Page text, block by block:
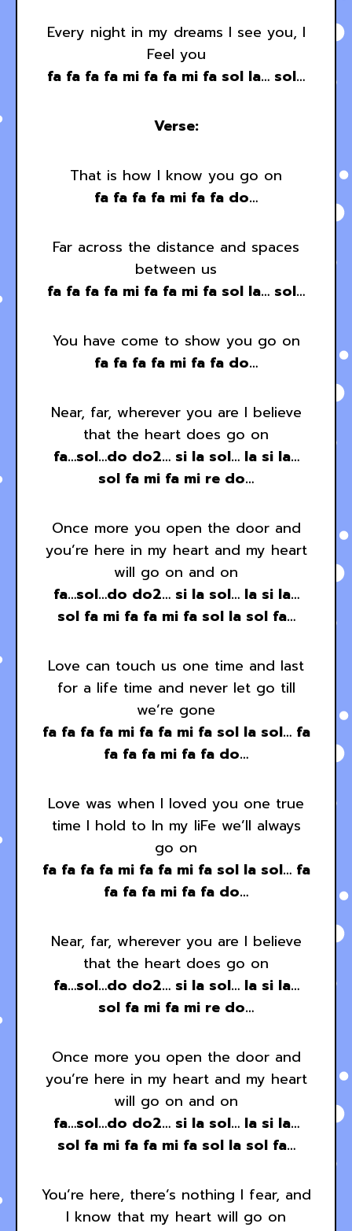
Every night in my dreams I see you, I
Feel you
fa fa fa fa mi fa fa mi fa sol la… sol…
Verse:
That is how I know you go on
fa fa fa fa mi fa fa do…
Far across the distance and spaces
between us
fa fa fa fa mi fa fa mi fa sol la… sol…
You have come to show you go on
fa fa fa fa mi fa fa do…
Near, far, wherever you are I believe
that the heart does go on
fa…sol…do do2… si la sol… la si la…
sol fa mi fa mi re do…
Once more you open the door and
you’re here in my heart and my heart
will go on and on
fa…sol…do do2… si la sol… la si la…
sol fa mi fa fa mi fa sol la sol fa…
Love can touch us one time and last
for a life time and never let go till
we’re gone
fa fa fa fa mi fa fa mi fa sol la sol… fa
fa fa fa mi fa fa do…
Love was when I loved you one true
time I hold to In my liFe we’ll always
go on
fa fa fa fa mi fa fa mi fa sol la sol… fa
fa fa fa mi fa fa do…
Near, far, wherever you are I believe
that the heart does go on
fa…sol…do do2… si la sol… la si la…
sol fa mi fa mi re do…
Once more you open the door and
you’re here in my heart and my heart
will go on and on
fa…sol…do do2… si la sol… la si la…
sol fa mi fa fa mi fa sol la sol fa…
You’re here, there’s nothing I fear, and
I know that my heart will go on